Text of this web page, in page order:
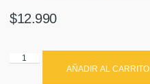
$12.990
AÑADIR AL CARRITO